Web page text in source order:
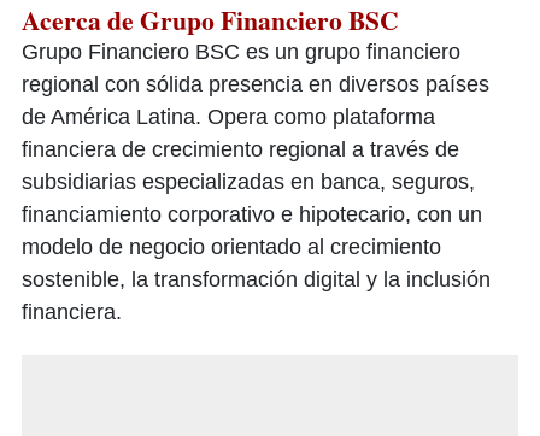
Acerca de Grupo Financiero BSC
Grupo Financiero BSC es un grupo financiero
regional con sólida presencia en diversos países
de América Latina. Opera como plataforma
financiera de crecimiento regional a través de
subsidiarias especializadas en banca, seguros,
financiamiento corporativo e hipotecario, con un
modelo de negocio orientado al crecimiento
sostenible, la transformación digital y la inclusión
financiera.